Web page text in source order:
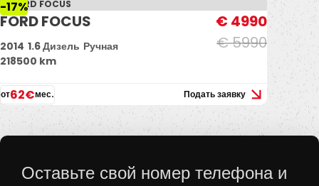
-17%
FORD FOCUS
€ 5990
€ 4990
2014 1.6 Дизель Ручная
218500 km
от62€мес. Подать заявку
Оставьте свой номер телефона и